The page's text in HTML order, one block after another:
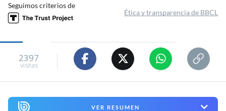
Seguimos criterios de
Ética y transparencia de BBCL
2397
visitas
VER RESUMEN